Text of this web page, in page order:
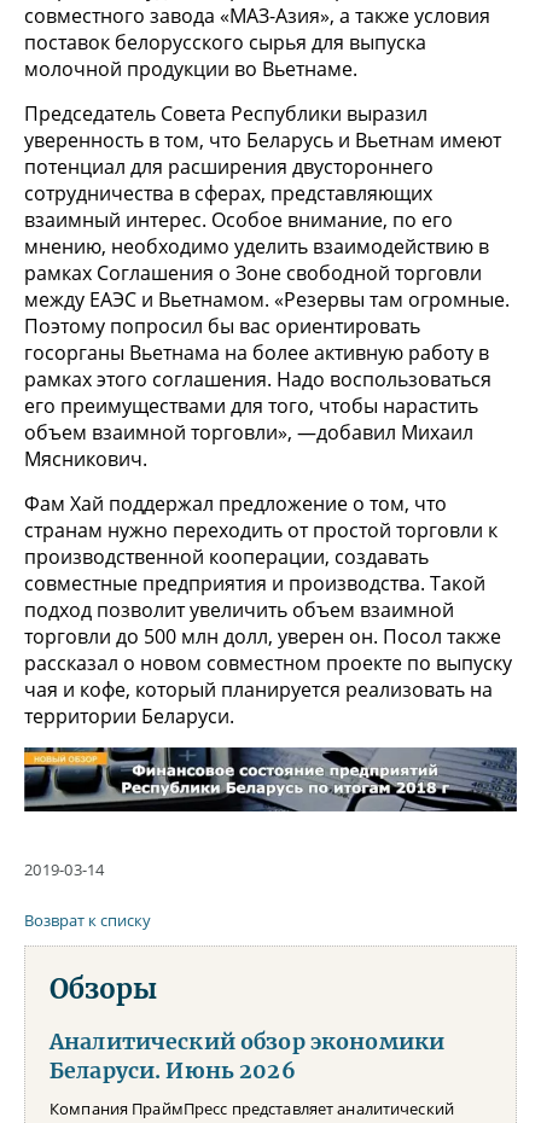
совместного завода «МАЗ-Азия», а также условия
поставок белорусского сырья для выпуска
молочной продукции во Вьетнаме.
Председатель Совета Республики выразил
уверенность в том, что Беларусь и Вьетнам имеют
потенциал для расширения двустороннего
сотрудничества в сферах, представляющих
взаимный интерес. Особое внимание, по его
мнению, необходимо уделить взаимодействию в
рамках Соглашения о Зоне свободной торговли
между ЕАЭС и Вьетнамом. «Резервы там огромные.
Поэтому попросил бы вас ориентировать
госорганы Вьетнама на более активную работу в
рамках этого соглашения. Надо воспользоваться
его преимуществами для того, чтобы нарастить
объем взаимной торговли», —добавил Михаил
Мясникович.
Фам Хай поддержал предложение о том, что
странам нужно переходить от простой торговли к
производственной кооперации, создавать
совместные предприятия и производства. Такой
подход позволит увеличить объем взаимной
торговли до 500 млн долл, уверен он. Посол также
рассказал о новом совместном проекте по выпуску
чая и кофе, который планируется реализовать на
территории Беларуси.
2019-03-14
Возврат к списку
Обзоры
Аналитический обзор экономики
Беларуси. Июнь 2026
Компания ПраймПресс представляет аналитический